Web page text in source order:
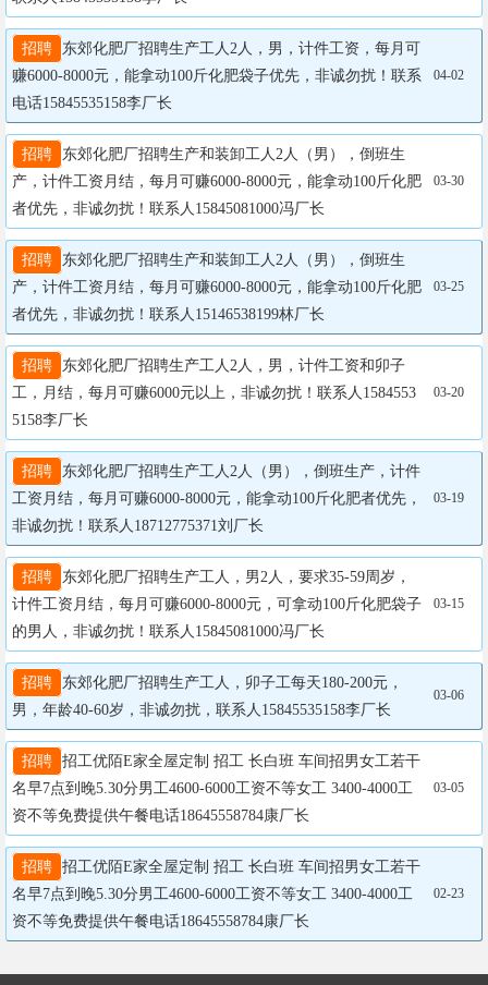
招聘
东郊化肥厂招聘生产工人2人，男，计件工资，每月可
赚6000-8000元，能拿动100斤化肥袋子优先，非诚勿扰！联系
电话15845535158李厂长
04-02
招聘
东郊化肥厂招聘生产和装卸工人2人（男），倒班生
产，计件工资月结，每月可赚6000-8000元，能拿动100斤化肥
者优先，非诚勿扰！联系人15845081000冯厂长
03-30
招聘
东郊化肥厂招聘生产和装卸工人2人（男），倒班生
产，计件工资月结，每月可赚6000-8000元，能拿动100斤化肥
者优先，非诚勿扰！联系人15146538199林厂长
03-25
招聘
东郊化肥厂招聘生产工人2人，男，计件工资和卯子
工，月结，每月可赚6000元以上，非诚勿扰！联系人1584553
5158李厂长
03-20
招聘
东郊化肥厂招聘生产工人2人（男），倒班生产，计件
工资月结，每月可赚6000-8000元，能拿动100斤化肥者优先，
非诚勿扰！联系人18712775371刘厂长
03-19
招聘
东郊化肥厂招聘生产工人，男2人，要求35-59周岁，
计件工资月结，每月可赚6000-8000元，可拿动100斤化肥袋子
的男人，非诚勿扰！联系人15845081000冯厂长
03-15
招聘
东郊化肥厂招聘生产工人，卯子工每天180-200元，
男，年龄40-60岁，非诚勿扰，联系人15845535158李厂长
03-06
招聘 招工优陌E家全屋定制 招工 长白班 车间招男女工若干
名早7点到晚5.30分男工4600-6000工资不等女工 3400-4000工
资不等免费提供午餐电话18645558784康厂长
03-05
招聘 招工优陌E家全屋定制 招工 长白班 车间招男女工若干
名早7点到晚5.30分男工4600-6000工资不等女工 3400-4000工
资不等免费提供午餐电话18645558784康厂长
02-23